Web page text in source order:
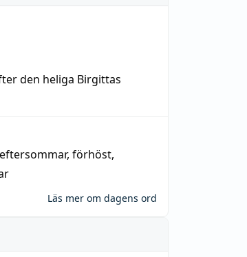
den heliga Birgittas
eftersommar, förhöst,
Läs mer om dagens ord